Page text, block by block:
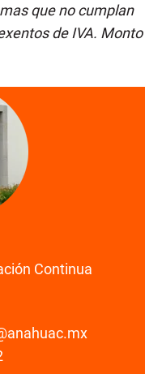
que no cumplan
de IVA. Monto
Continua